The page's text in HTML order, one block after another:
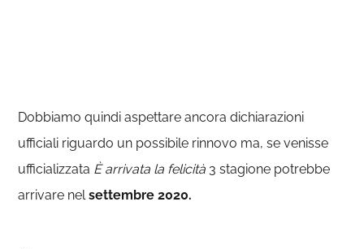
Dobbiamo quindi aspettare ancora dichiarazioni
ufficiali riguardo un possibile rinnovo ma, se venisse
ufficializzata È arrivata la felicità 3 stagione potrebbe
arrivare nelsettembre 2020.